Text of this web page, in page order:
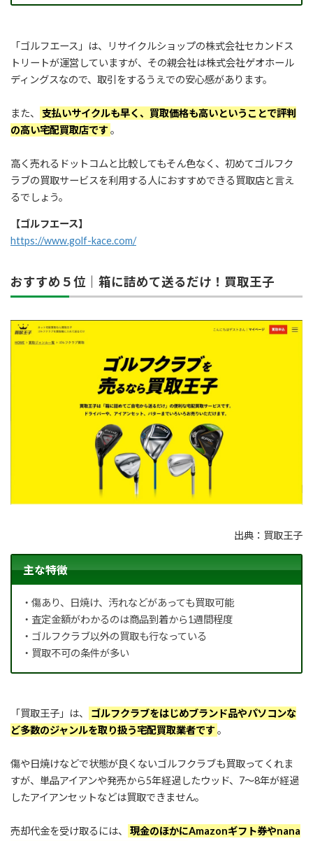
「ゴルフエース」は、リサイクルショップの株式会社セカンドス
トリートが運営していますが、その親会社は株式会社ゲオホール
ディングスなので、取引をするうえでの安心感があります。
また、
支払いサイクルも早く、買取価格も高いということで評判
の高い宅配買取店です。
高く売れるドットコムと比較してもそん色なく、初めてゴルフク
ラブの買取サービスを利用する人におすすめできる買取店と言え
るでしょう。
【ゴルフエース】
https://www.golf-kace.com/
おすすめ５位｜箱に詰めて送るだけ！買取王子
出典：買取王子
主な特徴
・傷あり、日焼け、汚れなどがあっても買取可能
・査定金額がわかるのは商品到着から1週間程度
・ゴルフクラブ以外の買取も行なっている
・買取不可の条件が多い
「買取王子」は、
ゴルフクラブをはじめブランド品やパソコンな
ど多数のジャンルを取り扱う宅配買取業者です。
傷や日焼けなどで状態が良くないゴルフクラブも買取ってくれま
すが、単品アイアンや発売から5年経過したウッド、7～8年が経過
したアイアンセットなどは買取できません。
売却代金を受け取るには、
現金のほかにAmazonギフト券やnana